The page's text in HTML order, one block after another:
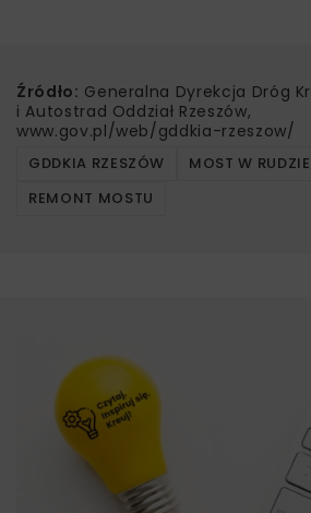
Źródło: Generalna Dyrekcja Dróg
i Autostrad Oddział Rzeszów,
www.gov.pl/web/gddkia-rzeszow/
GDDKIA RZESZÓW
MOST W
REMONT MOSTU